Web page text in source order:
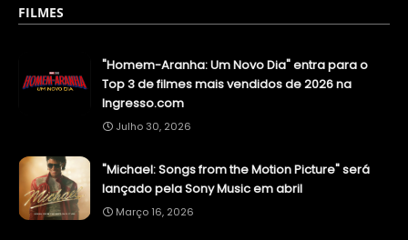
FILMES
"Homem-Aranha: Um Novo Dia" entra para o
Top 3 de filmes mais vendidos de 2026 na
Ingresso.com
Julho 30, 2026
"Michael: Songs from the Motion Picture" será
lançado pela Sony Music em abril
Março 16, 2026